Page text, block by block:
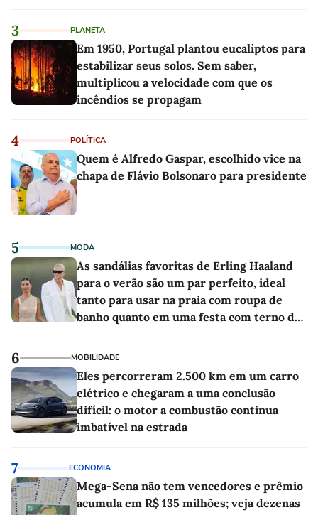
3 PLANETA
Em 1950, Portugal plantou eucaliptos para
estabilizar seus solos. Sem saber,
multiplicou a velocidade com que os
incêndios se propagam
4 POLÍTICA
Quem é Alfredo Gaspar, escolhido vice na
chapa de Flávio Bolsonaro para presidente
5 MODA
As sandálias favoritas de Erling Haaland
para o verão são um par perfeito, ideal
tanto para usar na praia com roupa de
banho quanto em uma festa com terno de
6 MOBILIDADE
Eles percorreram 2.500 km em um carro
elétrico e chegaram a uma conclusão
difícil: o motor a combustão continua
imbatível na estrada
7 ECONOMIA
Mega-Sena não tem vencedores e prêmio
acumula em R$ 135 milhões; veja dezenas